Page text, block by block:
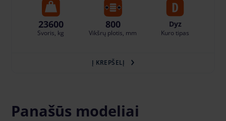
23600
Svoris, kg
800
Vikšrų plotis, mm
Dyz
Kuro tipas
Į KREPŠELĮ
Panašūs modeliai